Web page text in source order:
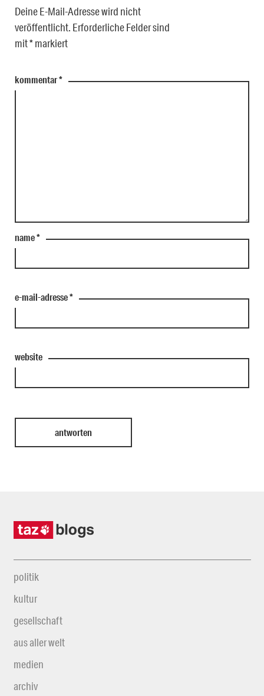
Deine E-Mail-Adresse wird nicht
veröffentlicht. Erforderliche Felder sind
mit*markiert
kommentar*
name*
e-mail-adresse*
website
politik
kultur
gesellschaft
aus aller welt
medien
archiv